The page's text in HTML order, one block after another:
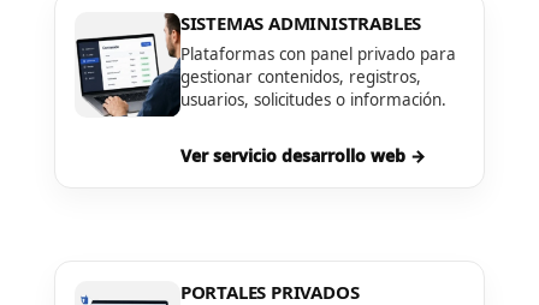
SISTEMAS ADMINISTRABLES
Plataformas con panel privado para
gestionar contenidos, registros,
usuarios, solicitudes o información.
Ver servicio desarrollo web →
PORTALES PRIVADOS